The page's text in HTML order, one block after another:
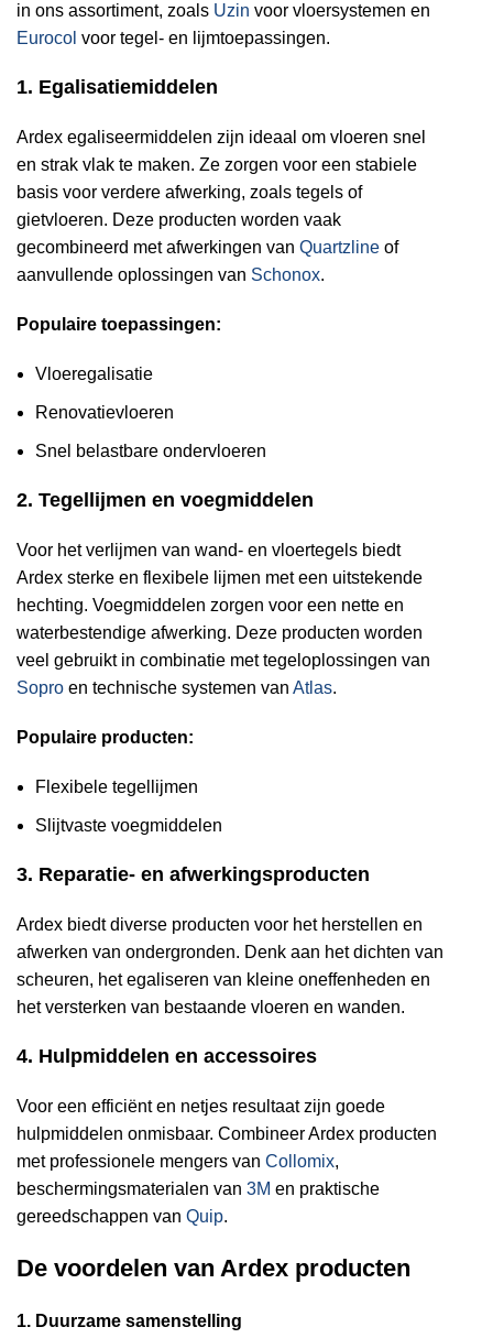
in ons assortiment, zoals Uzin voor vloersystemen en
Eurocol voor tegel- en lijmtoepassingen.
1. Egalisatiemiddelen
Ardex egaliseermiddelen zijn ideaal om vloeren snel
en strak vlak te maken. Ze zorgen voor een stabiele
basis voor verdere afwerking, zoals tegels of
gietvloeren. Deze producten worden vaak
gecombineerd met afwerkingen van Quartzline of
aanvullende oplossingen van Schonox.
Populaire toepassingen:
Vloeregalisatie
Renovatievloeren
Snel belastbare ondervloeren
2. Tegellijmen en voegmiddelen
Voor het verlijmen van wand- en vloertegels biedt
Ardex sterke en flexibele lijmen met een uitstekende
hechting. Voegmiddelen zorgen voor een nette en
waterbestendige afwerking. Deze producten worden
veel gebruikt in combinatie met tegeloplossingen van
Sopro en technische systemen van Atlas.
Populaire producten:
Flexibele tegellijmen
Slijtvaste voegmiddelen
3. Reparatie- en afwerkingsproducten
Ardex biedt diverse producten voor het herstellen en
afwerken van ondergronden. Denk aan het dichten van
scheuren, het egaliseren van kleine oneffenheden en
het versterken van bestaande vloeren en wanden.
4. Hulpmiddelen en accessoires
Voor een efficiënt en netjes resultaat zijn goede
hulpmiddelen onmisbaar. Combineer Ardex producten
met professionele mengers van Collomix,
beschermingsmaterialen van 3M en praktische
gereedschappen van Quip.
De voordelen van Ardex producten
1. Duurzame samenstelling